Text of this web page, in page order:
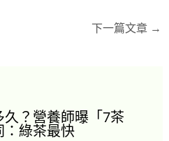
下一篇文章 →
？營養師曝「7茶
：綠茶最快